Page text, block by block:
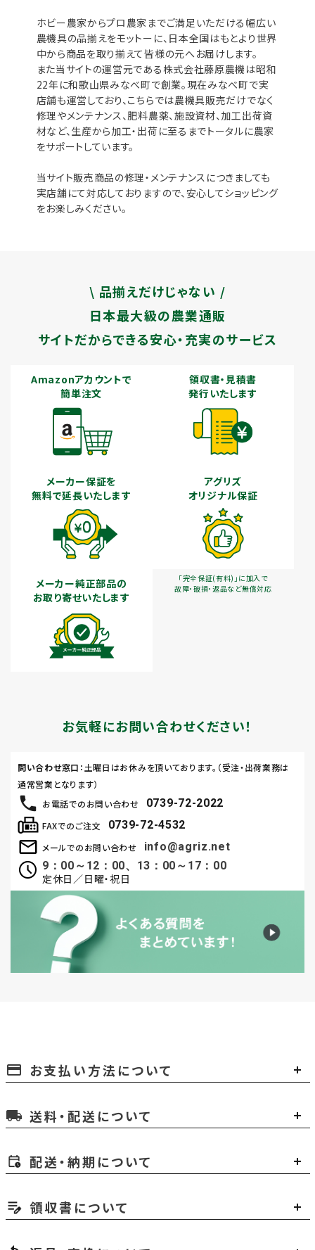
ホビー農家からプロ農家までご満足いただける幅広い
農機具の品揃えをモットーに、日本全国はもとより世界
中から商品を取り揃えて皆様の元へお届けします。
また当サイトの運営元である株式会社藤原農機は昭和
22年に和歌山県みなべ町で創業。現在みなべ町で実
店舗も運営しており、こちらでは農機具販売だけでなく
修理やメンテナンス、肥料農薬、施設資材、加工出荷資
材など、生産から加工・出荷に至るまでトータルに農家
をサポートしています。
当サイト販売商品の修理・メンテナンスにつきましても
実店舗にて対応しておりますので、安心してショッピング
をお楽しみください。
\ 品揃えだけじゃない /
日本最大級の農業通販
サイトだからできる安心・充実のサービス
Amazonアカウントで
簡単注文
領収書・見積書
発行いたします
メーカー保証を
無料で延長いたします
アグリズ
オリジナル保証
「完全保証(有料)」に加入で
故障・破損・返品など無償対応
メーカー純正部品の
お取り寄せいたします
お気軽にお問い合わせください！
お電話でのお問い合わせ 0739-72-2022
メールでのお問い合わせ
info@agriz.net
9：00～12：00、13：00～17：00
定休日／日曜・祝日
FAXでのご注文 0739-72-4532
問い合わせ窓口 ：土曜日はお休みを頂いております。（受注・出荷業務は
通常営業となります）
payment お支払い方法について
local_shipping 送料・配送について
配送・納期について
領収書について